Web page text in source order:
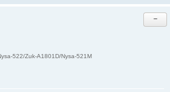
522/Zuk-A1801D/Nysa-521M
−